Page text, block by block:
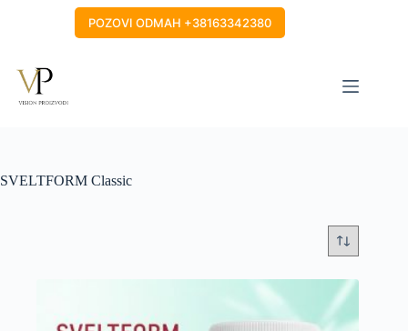
POZOVI ODMAH +38163342380
SVELTFORM Classic